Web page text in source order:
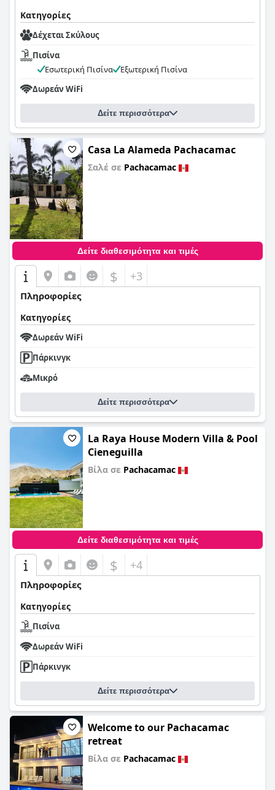
Κατηγορίες
Δέχεται Σκύλους
Πισίνα
Εσωτερική Πισίνα
Εξωτερική Πισίνα
Δωρεάν WiFi
Δείτε περισσότερα
Casa La Alameda Pachacamac
Σαλέ σε Pachacamac
Δείτε διαθεσιμότητα και τιμές
$ +3
Πληροφορίες
Κατηγορίες
Δωρεάν WiFi
Πάρκινγκ
Μικρό
Δείτε περισσότερα
La Raya House Modern Villa & Pool
Cieneguilla
Βίλα σε Pachacamac
Δείτε διαθεσιμότητα και τιμές
$ +4
Πληροφορίες
Κατηγορίες
Πισίνα
Δωρεάν WiFi
Πάρκινγκ
Δείτε περισσότερα
Welcome to our Pachacamac
retreat
Βίλα σε Pachacamac